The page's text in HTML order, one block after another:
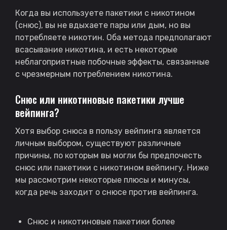
Когда вы используете пакетики с никотином
(снюс), вы не вдыхаете пары или дым, но вы
потребляете никотин. Оба метода предполагают
всасывание никотина, и есть некоторые
неблагоприятные побочные эффекты, связанные
с чрезмерным потреблением никотина.
Снюс или никотиновые пакетики лучше
вейпинга?
Хотя выбор снюса в пользу вейпинга является
личным выбором, существуют различные
причины, по которым вы могли бы предпочесть
снюс или пакетики с никотином вейпингу. Ниже
мы рассмотрим некоторые плюсы и минусы,
когда речь заходит о снюсе против вейпинга.
Снюс и никотиновые пакетики более